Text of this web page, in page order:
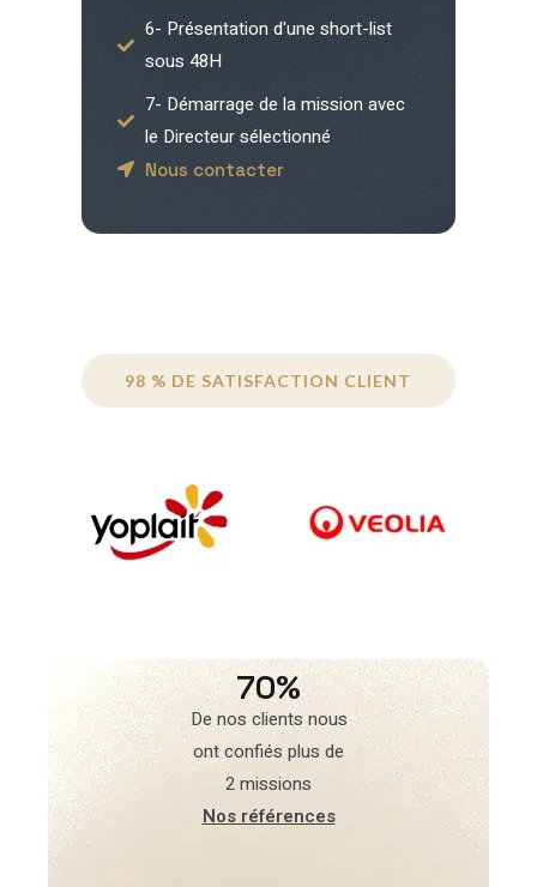
6- Présentation d'une short-list
sous 48H
7- Démarrage de la mission avec
le Directeur sélectionné
Nous contacter
98 % DE SATISFACTION CLIENT
70%
De nos clients nous
ont confiés plus de
2 missions
Nos références